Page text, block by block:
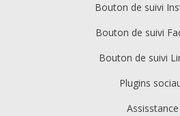
Bouton de suivi
Bouton de suivi
Bouton de suivi
Plugins
Assisstance